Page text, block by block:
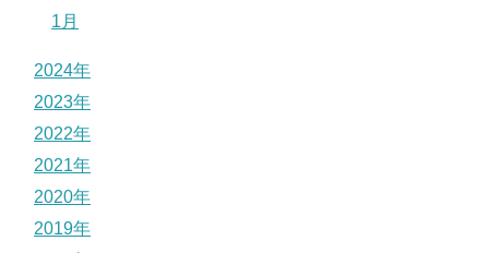
1月
2024年
2023年
2022年
2021年
2020年
2019年